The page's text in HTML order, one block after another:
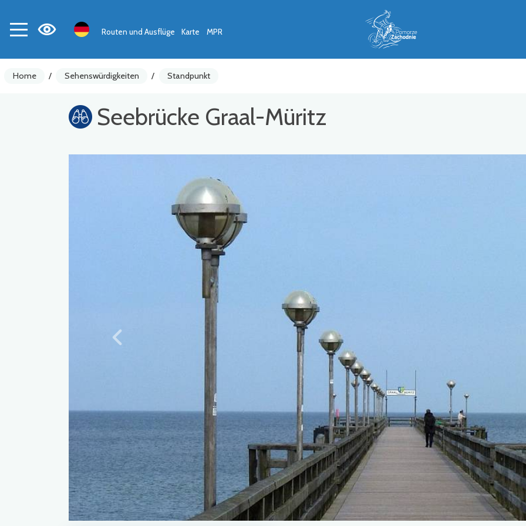
Routen und Ausflüge Karte MPR
Home / Sehenswürdigkeiten / Standpunkt
Seebrücke Graal-Müritz